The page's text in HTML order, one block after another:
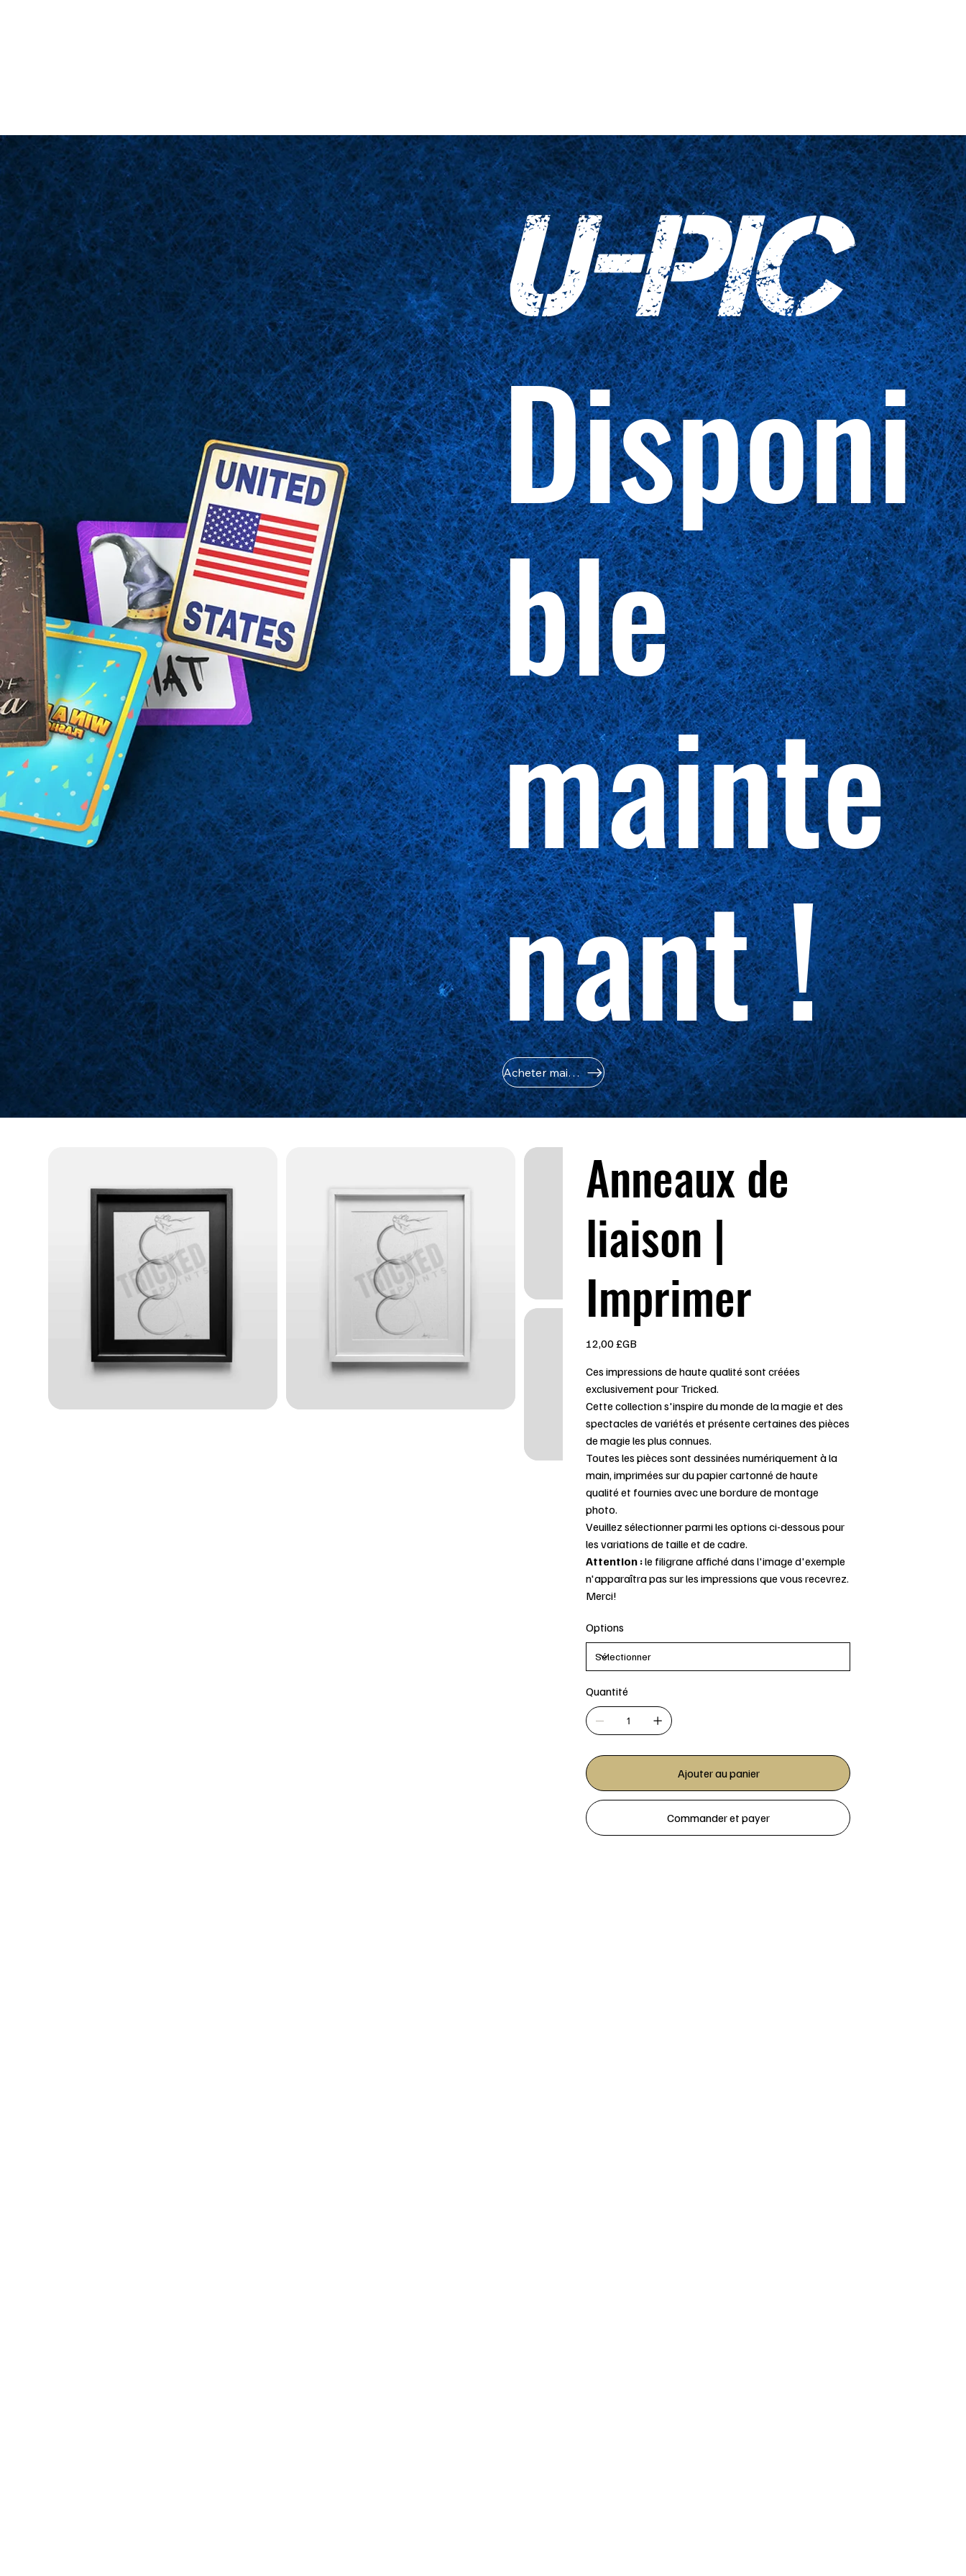
Anneaux de
liaison |
Imprimer
12,00 £GB
Ces impressions de haute qualité sont créées
exclusivement pour Tricked.
Cette collection s'inspire du monde de la magie et des
spectacles de variétés et présente certaines des pièces
de magie les plus connues.
Toutes les pièces sont dessinées numériquement à la
main, imprimées sur du papier cartonné de haute
qualité et fournies avec une bordure de montage
photo.
Veuillez sélectionner parmi les options ci-dessous pour
les variations de taille et de cadre.
Attention :le filigrane affiché dans l'image d'exemple
n'apparaîtra pas sur les impressions que vous recevrez.
Merci!
Options
Quantité
Ajouter au panier
Commander et payer
U-PIC
Disponi
ble
mainte
nant !
Acheter maintenant